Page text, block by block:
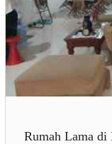
Rumah Lama di